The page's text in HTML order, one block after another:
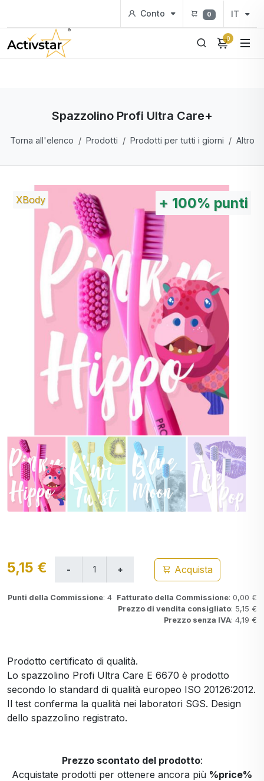
Conto 0 IT
0
Spazzolino Profi Ultra Care+
Torna all'elenco Prodotti Prodotti per tutti i giorni Altro
XBody + 100% punti
5,15 € Acquista
Punti della Commissione: 4 Fatturato della Commissione: 0,00 €
Prezzo di vendita consigliato: 5,15 €
Prezzo senza IVA: 4,19 €
Prodotto certificato di qualità.
Lo spazzolino Profi Ultra Care E 6670 è prodotto
secondo lo standard di qualità europeo ISO 20126:2012.
Il test conferma la qualità nei laboratori SGS. Design
dello spazzolino registrato.
Prezzo scontato del prodotto:
Acquistate prodotti per ottenere ancora più %price%